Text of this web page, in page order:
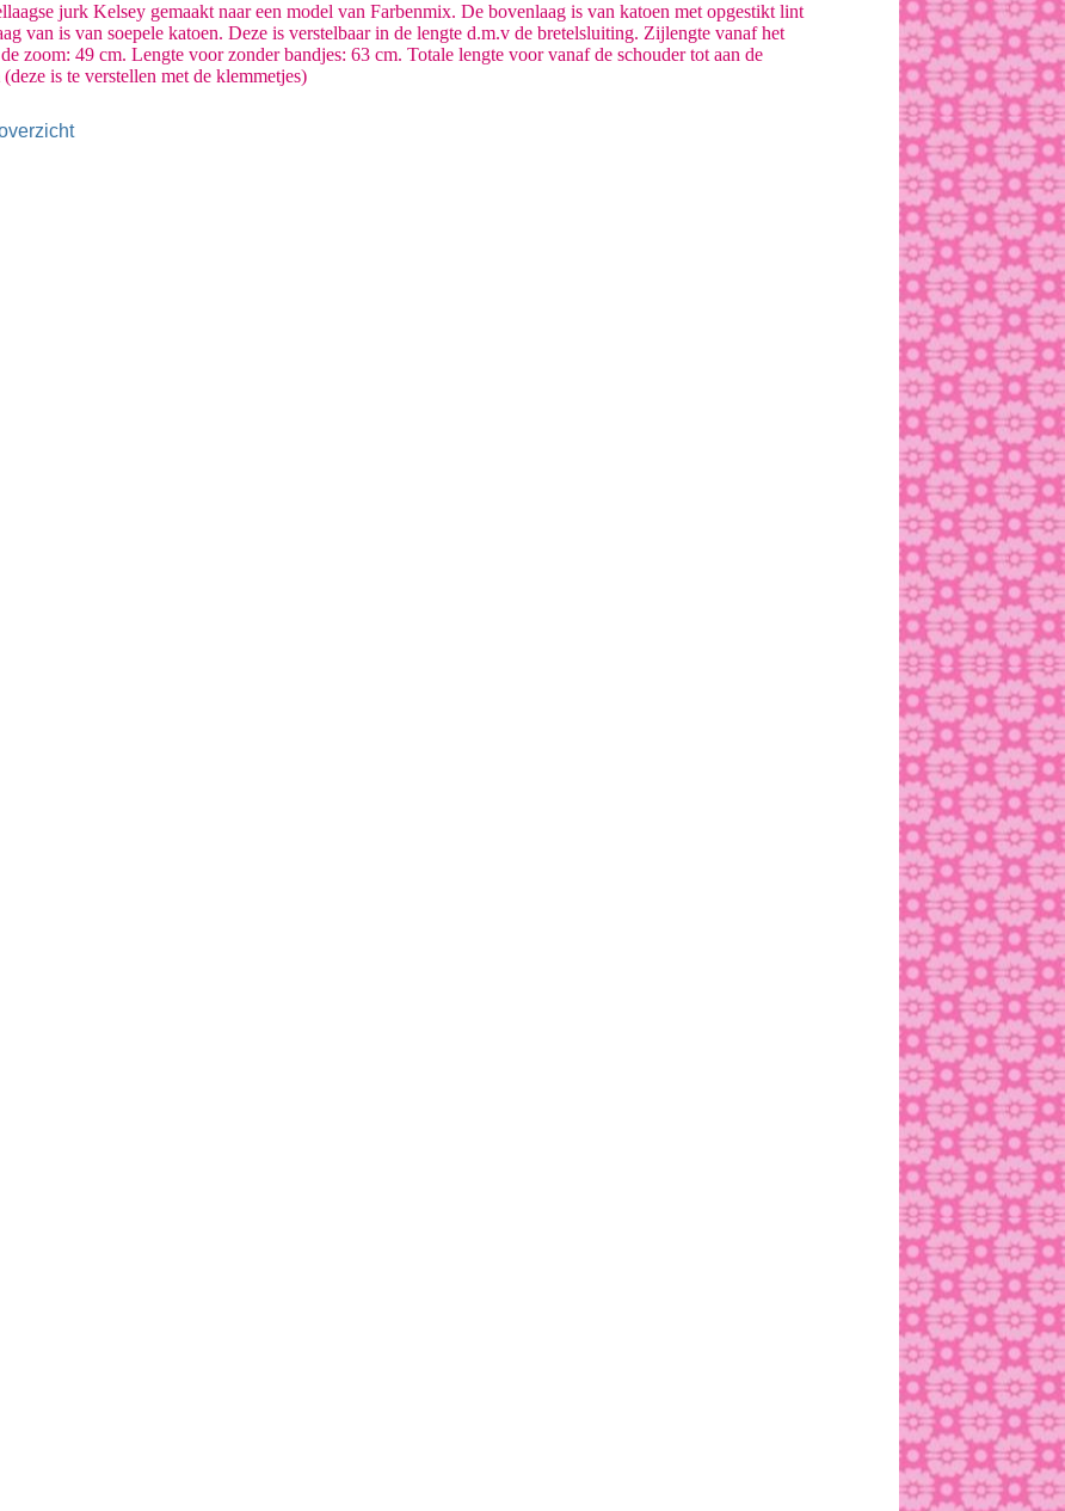
jurk Kelsey gemaakt naar een model van Farbenmix. De bovenlaag is van katoen met opgestikt lint
van is van soepele katoen. Deze is verstelbaar in de lengte d.m.v de bretelsluiting. Zijlengte vanaf het
zoom: 49 cm. Lengte voor zonder bandjes: 63 cm. Totale lengte voor vanaf de schouder tot aan de
is te verstellen met de klemmetjes)